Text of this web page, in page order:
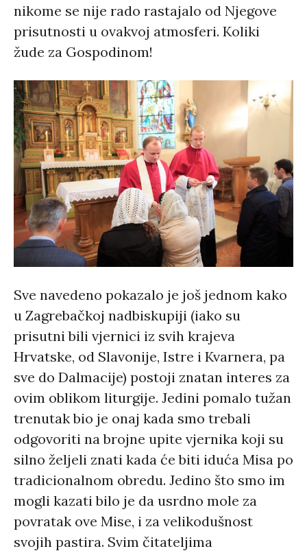
nikome se nije rado rastajalo od Njegove
prisutnosti u ovakvoj atmosferi. Koliki
žude za Gospodinom!
Sve navedeno pokazalo je još jednom kako
u Zagrebačkoj nadbiskupiji (iako su
prisutni bili vjernici iz svih krajeva
Hrvatske, od Slavonije, Istre i Kvarnera, pa
sve do Dalmacije) postoji znatan interes za
ovim oblikom liturgije. Jedini pomalo tužan
trenutak bio je onaj kada smo trebali
odgovoriti na brojne upite vjernika koji su
silno željeli znati kada će biti iduća Misa po
tradicionalnom obredu. Jedino što smo im
mogli kazati bilo je da usrdno mole za
povratak ove Mise, i za velikodušnost
svojih pastira. Svim čitateljima